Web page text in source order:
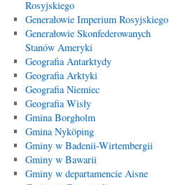
Rosyjskiego
Generałowie Imperium Rosyjskiego
Generałowie Skonfederowanych
Stanów Ameryki
Geografia Antarktydy
Geografia Arktyki
Geografia Niemiec
Geografia Wisły
Gmina Borgholm
Gmina Nyköping
Gminy w Badenii-Wirtembergii
Gminy w Bawarii
Gminy w departamencie Aisne